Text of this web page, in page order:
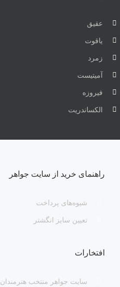
عقیق
یاقوت
زمرد
آمیتیست
فیروزه
الکساندریت
راهنمای خرید از سایت جواهر
شیوه‌های پرداخت
تعیین سایز انگشتر
افتخارات
سایت جواهر منتخب هنرمندان